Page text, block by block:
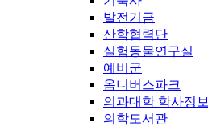
발전기금
산학협력단
실험동물연구실
예비군
옴니버스파크
의과대학 학사정보
의학도서관